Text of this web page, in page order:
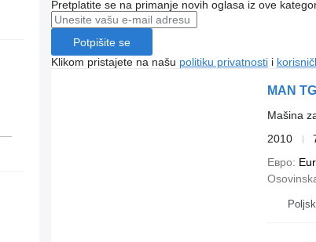
Pretplatite se na primanje novih oglasa iz ove
Potpišite se
Klikom pristajete na našu politiku privatnostii
MAN
Mašina
2010
Евро